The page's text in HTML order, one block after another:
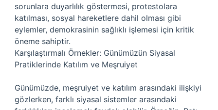
sorunlara duyarlılık göstermesi, protestolara
katılması, sosyal hareketlere dahil olması gibi
eylemler, demokrasinin sağlıklı işlemesi için kritik
öneme sahiptir.
Karşılaştırmalı Örnekler: Günümüzün Siyasal
Pratiklerinde Katılım ve Meşruiyet
Günümüzde, meşruiyet ve katılım arasındaki ilişkiyi
gözlerken, farklı siyasal sistemler arasındaki